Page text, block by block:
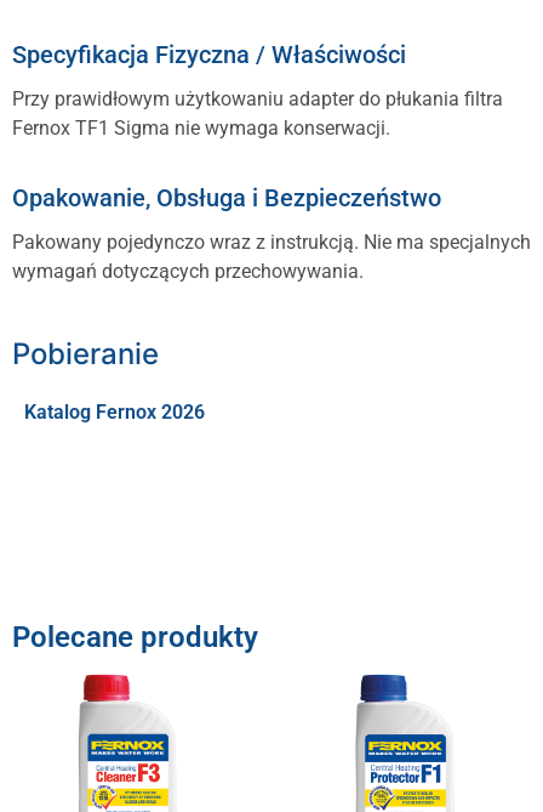
Specyfikacja Fizyczna / Właściwości
Przy prawidłowym użytkowaniu adapter do płukania filtra
Fernox TF1 Sigma nie wymaga konserwacji.
Opakowanie, Obsługa i Bezpieczeństwo
Pakowany pojedynczo wraz z instrukcją. Nie ma specjalnych
wymagań dotyczących przechowywania.
Pobieranie
Katalog Fernox 2026
Polecane produkty